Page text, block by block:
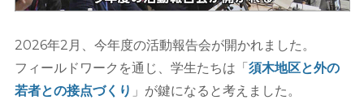
2026年2月、今年度の活動報告会が開かれました。
フィールドワークを通じ、学生たちは「 須木地区と外の
若者との接点づくり 」が鍵になると考えました。